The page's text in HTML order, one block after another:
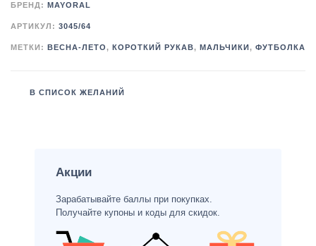
БРЕНД: MAYORAL
АРТИКУЛ: 3045/64
МЕТКИ: ВЕСНА-ЛЕТО, КОРОТКИЙ РУКАВ, МАЛЬЧИКИ , ФУТБОЛКА
В СПИСОК ЖЕЛАНИЙ
Акции
Зарабатывайте баллы при покупках.
Получайте купоны и коды для скидок.